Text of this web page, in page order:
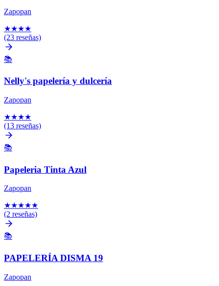
Zapopan
★★★★
(23 reseñas)
📚
Nelly's papelería y dulcería
Zapopan
★★★★
(13 reseñas)
📚
Papeleria Tinta Azul
Zapopan
★★★★★
(2 reseñas)
📚
PAPELERÍA DISMA 19
Zapopan